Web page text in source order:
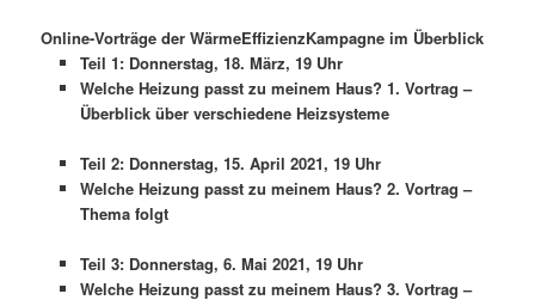
Online-Vorträge der WärmeEffizienzKampagne im Überblick
Teil 1: Donnerstag, 18. März, 19 Uhr
Welche Heizung passt zu meinem Haus? 1. Vortrag –
Überblick über verschiedene Heizsysteme
Teil 2: Donnerstag, 15. April 2021, 19 Uhr
Welche Heizung passt zu meinem Haus? 2. Vortrag –
Thema folgt
Teil 3: Donnerstag, 6. Mai 2021, 19 Uhr
Welche Heizung passt zu meinem Haus? 3. Vortrag –